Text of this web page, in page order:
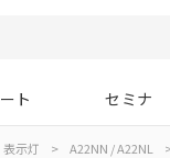
ト セミナ
示灯 > A22NN / A22NL